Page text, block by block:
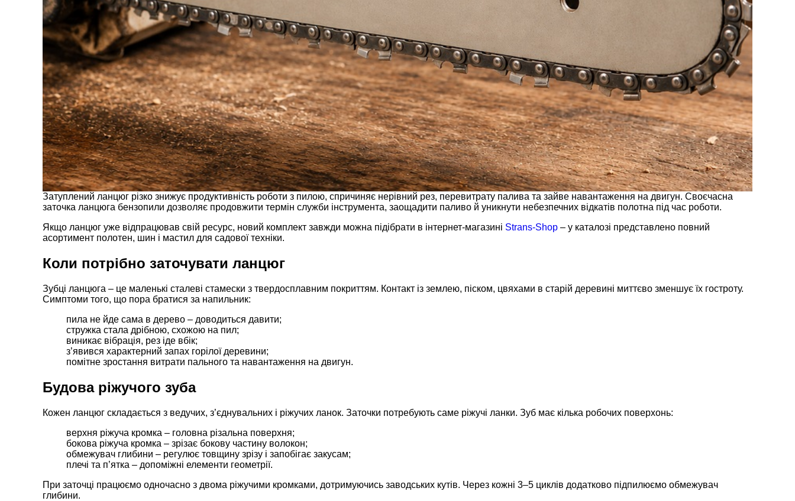
Затуплений ланцюг різко знижує продуктивність роботи з пилою, спричиняє нерівний рез, перевитрату палива та зайве навантаження на двигун. Своєчасна
заточка ланцюга бензопили дозволяє продовжити термін служби інструмента, заощадити паливо й уникнути небезпечних відкатів полотна під час роботи.
Якщо ланцюг уже відпрацював свій ресурс, новий комплект завжди можна підібрати в інтернет-магазині Strans-Shop – у каталозі представлено повний
асортимент полотен, шин і мастил для садової техніки.
Коли потрібно заточувати ланцюг
Зубці ланцюга – це маленькі сталеві стамески з твердосплавним покриттям. Контакт із землею, піском, цвяхами в старій деревині миттєво зменшує їх гостроту.
Симптоми того, що пора братися за напильник:
пила не йде сама в дерево – доводиться давити;
стружка стала дрібною, схожою на пил;
виникає вібрація, рез іде вбік;
з’явився характерний запах горілої деревини;
помітне зростання витрати пального та навантаження на двигун.
Будова ріжучого зуба
Кожен ланцюг складається з ведучих, з’єднувальних і ріжучих ланок. Заточки потребують саме ріжучі ланки. Зуб має кілька робочих поверхонь:
верхня ріжуча кромка – головна різальна поверхня;
бокова ріжуча кромка – зрізає бокову частину волокон;
обмежувач глибини – регулює товщину зрізу і запобігає закусам;
плечі та п’ятка – допоміжні елементи геометрії.
При заточці працюємо одночасно з двома ріжучими кромками, дотримуючись заводських кутів. Через кожні 3–5 циклів додатково підпилюємо обмежувач
глибини.